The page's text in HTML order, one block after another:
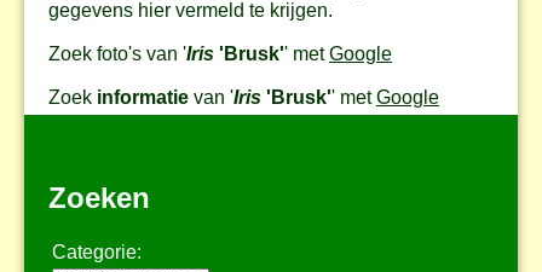
gegevens hier vermeld te krijgen.
Zoek foto's van 'Iris 'Brusk'' metGoogle
Zoek informatie van 'Iris 'Brusk'' metGoogle
Zoeken
Categorie: